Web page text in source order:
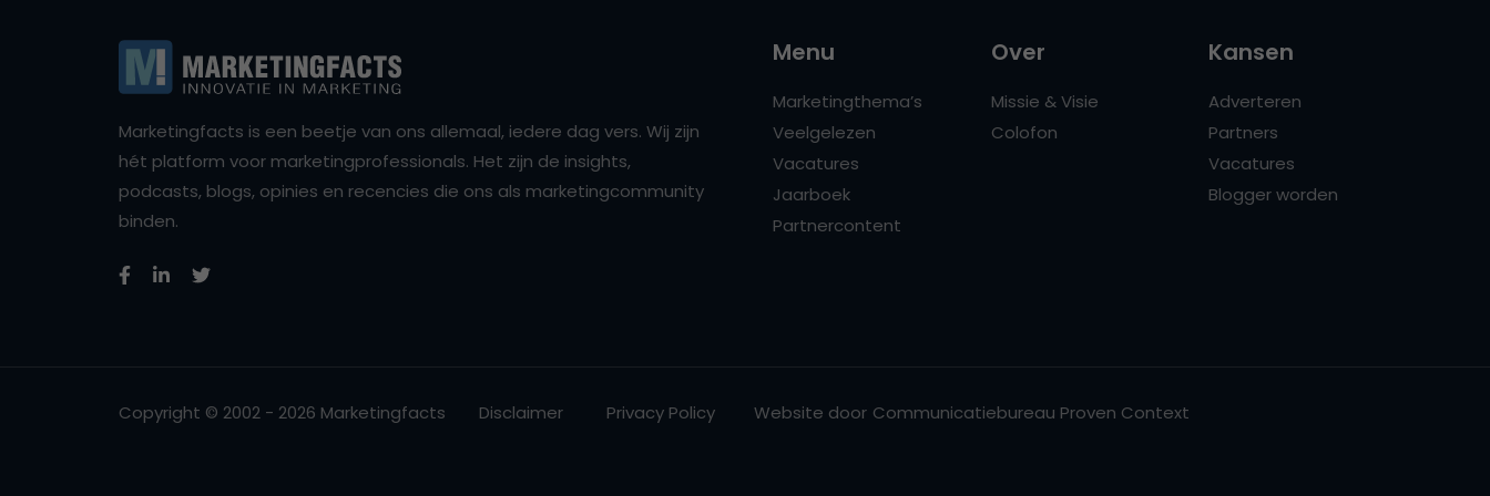
Marketingfacts is een beetje van ons allemaal, iedere dag vers. Wij zijn
hét platform voor marketingprofessionals. Het zijn de insights,
podcasts, blogs, opinies en recencies die ons als marketingcommunity
binden.
Menu
Marketingthema’s
Veelgelezen
Vacatures
Jaarboek
Partnercontent
Over
Missie & Visie
Colofon
Kansen
Adverteren
Partners
Vacatures
Blogger worden
Copyright © 2002 - 2026 Marketingfacts Disclaimer Privacy Policy Website door Communicatiebureau Proven Context